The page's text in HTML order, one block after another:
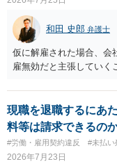
の安全配慮義務違反が認
責任（治療費、通院慰謝
逸失利益等）が認められ
災での第三者行為傷害（
第三者の賠償責任も考え
ら控除（損益相殺）さ
は、第三者から支払って
要になると思います（良
が・・・）。極めて専門
の弁護士にご相談くださ
和田 史郎 弁護士
仮に解雇された場合、会
雇無効だと主張していく
現職を退職するにあ
料等は請求できるのか
#労働・雇用契約違反 #未払い
2026年7月23日